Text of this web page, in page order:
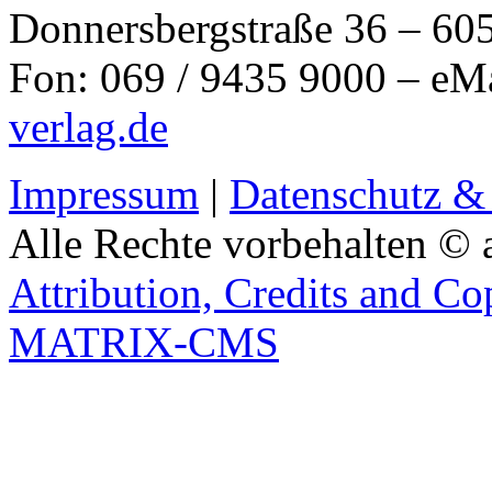
Donnersbergstraße 36 –
Fon: 069 / 9435 9000 –
verlag.de
Impressum | Datenschutz
Alle Rechte vorbehalten ©
Attribution, Credits and
MATRIX-CMS